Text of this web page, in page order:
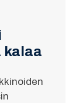
kalaa